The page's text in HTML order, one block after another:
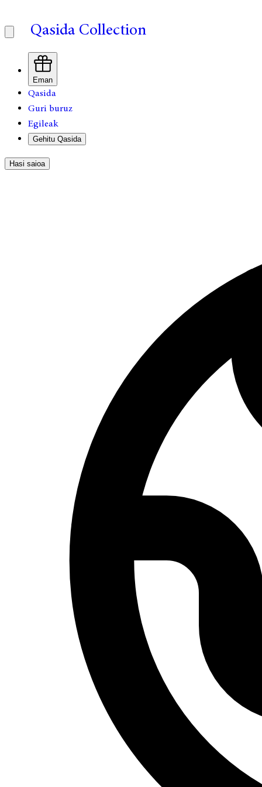
Qasida Collection
Eman
Qasida
Guri buruz
Egileak
Gehitu Qasida
Hasi saioa